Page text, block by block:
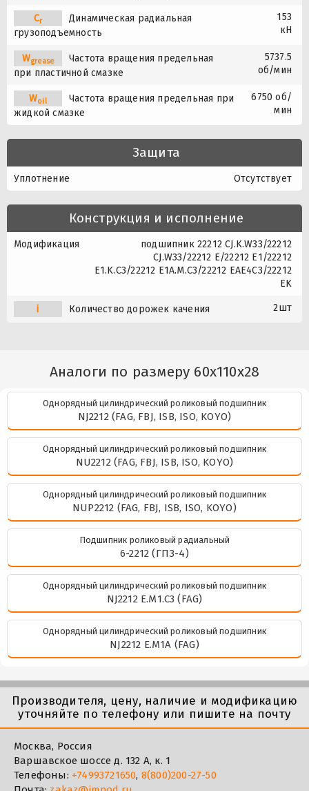
Cr
Динамическая радиальная
грузоподъемность
153
кН
Wgrease
Частота вращения предельная
при пластичной смазке
5737.5
об/мин
Woil
Частота вращения предельная при
жидкой смазке
6750 об/
мин
Защита
Уплотнение Отсутствует
Конструкция и исполнение
Модификация
подшипник 22212 CJ.K.W33/22212
CJ.W33/22212 E/22212 E1/22212
E1.K.C3/22212 E1A.M.C3/22212 EAE4C3/22212
EK
i Количество дорожек качения 2шт
Аналоги по размеру 60x110x28
Однорядный цилиндрический роликовый подшипник
NJ2212 (FAG, FBJ, ISB, ISO, KOYO)
Однорядный цилиндрический роликовый подшипник
NU2212 (FAG, FBJ, ISB, ISO, KOYO)
Однорядный цилиндрический роликовый подшипник
NUP2212 (FAG, FBJ, ISB, ISO, KOYO)
Подшипник роликовый радиальный
6-2212 (ГПЗ-4)
Однорядный цилиндрический роликовый подшипник
NJ2212 E.M1.C3 (FAG)
Однорядный цилиндрический роликовый подшипник
NJ2212 E.M1A (FAG)
Производителя, цену, наличие и модификацию
уточняйте по телефону или пишите на почту
Москва, Россия
Варшавское шоссе д. 132 А, к. 1
Телефоны: +74993721650, 8(800)200-27-50